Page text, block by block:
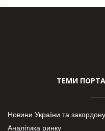
ТЕМИ
Новини України та закордону
Аналітика ринку